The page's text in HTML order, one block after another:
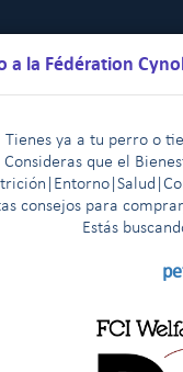
a la Fédération
Tienes ya a tu perro o
Consideras que el
consejos para
Estás
Reglamentos